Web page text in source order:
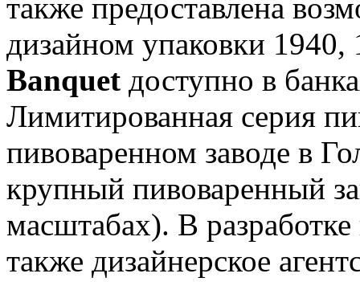
также предоставлена
дизайном упаковки
Banquet доступно в
Лимитированная серия
пивоваренном заводе в
крупный пивоваренный
масштабах). В
также дизайнерское